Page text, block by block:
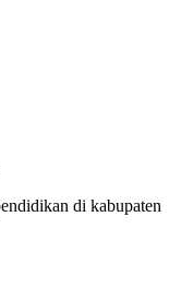
di kabupaten